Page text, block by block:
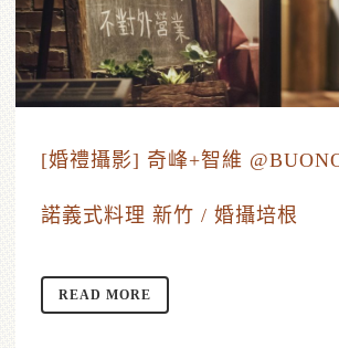
[婚禮攝影] 奇峰+智維
諾義式料理 新竹 / 婚攝培根
READ MORE